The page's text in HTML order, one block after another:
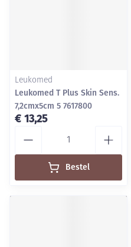
Leukomed
Leukomed T Plus Skin Sens.
7,2cmx5cm 5 7617800
€ 13,25
Bestel